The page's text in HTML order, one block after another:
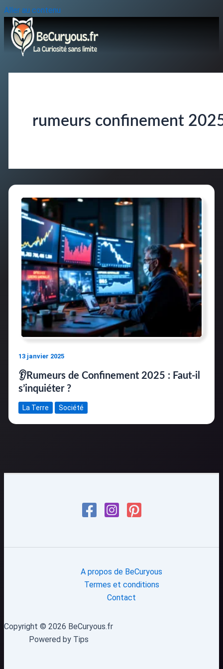
Aller au contenu
rumeurs confinement
13 janvier 2025
👂Rumeurs de Confinement 2025 : Faut-il
s’inquiéter ?
La Terre Société
A propos de BeCuryous
Termes et conditions
Contact
Copyright © 2026 BeCuryous.fr
Powered by Tips